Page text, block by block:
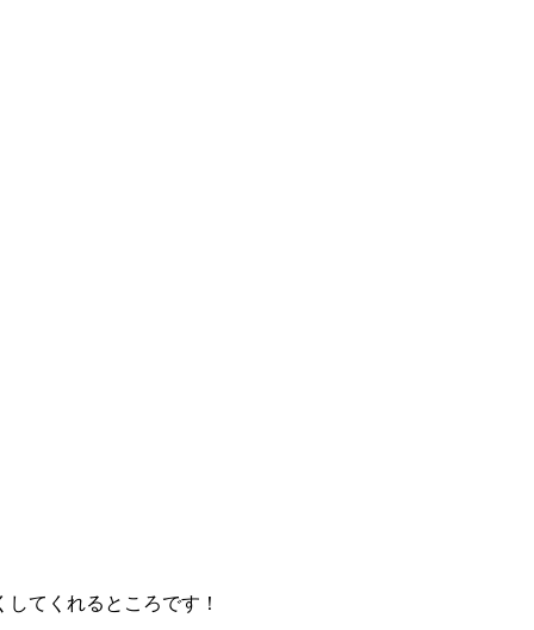
てくれるところです！